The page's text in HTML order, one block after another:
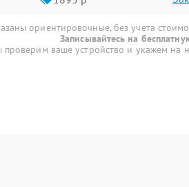
ориентировочные, без учета
Записывайтесь на
ваше устройство и укажем на